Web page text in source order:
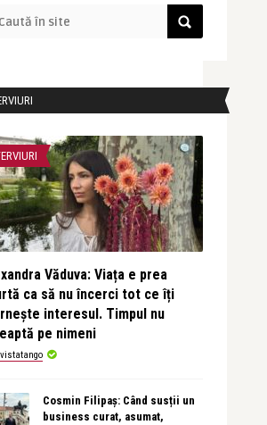
Văduva: Viața e prea
ca să nu încerci tot ce îți
interesul. Timpul nu
pe nimeni
Cosmin Filipaș: Când susții un
business curat, asumat,